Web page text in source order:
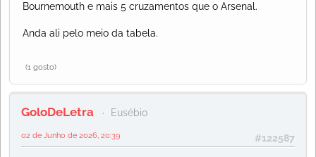
Bournemouth e mais 5 cruzamentos que o Arsenal.
Anda ali pelo meio da tabela.
(1 gosto)
GoloDeLetra Eusébio
#122587
02 de Junho de 2026, 20:39